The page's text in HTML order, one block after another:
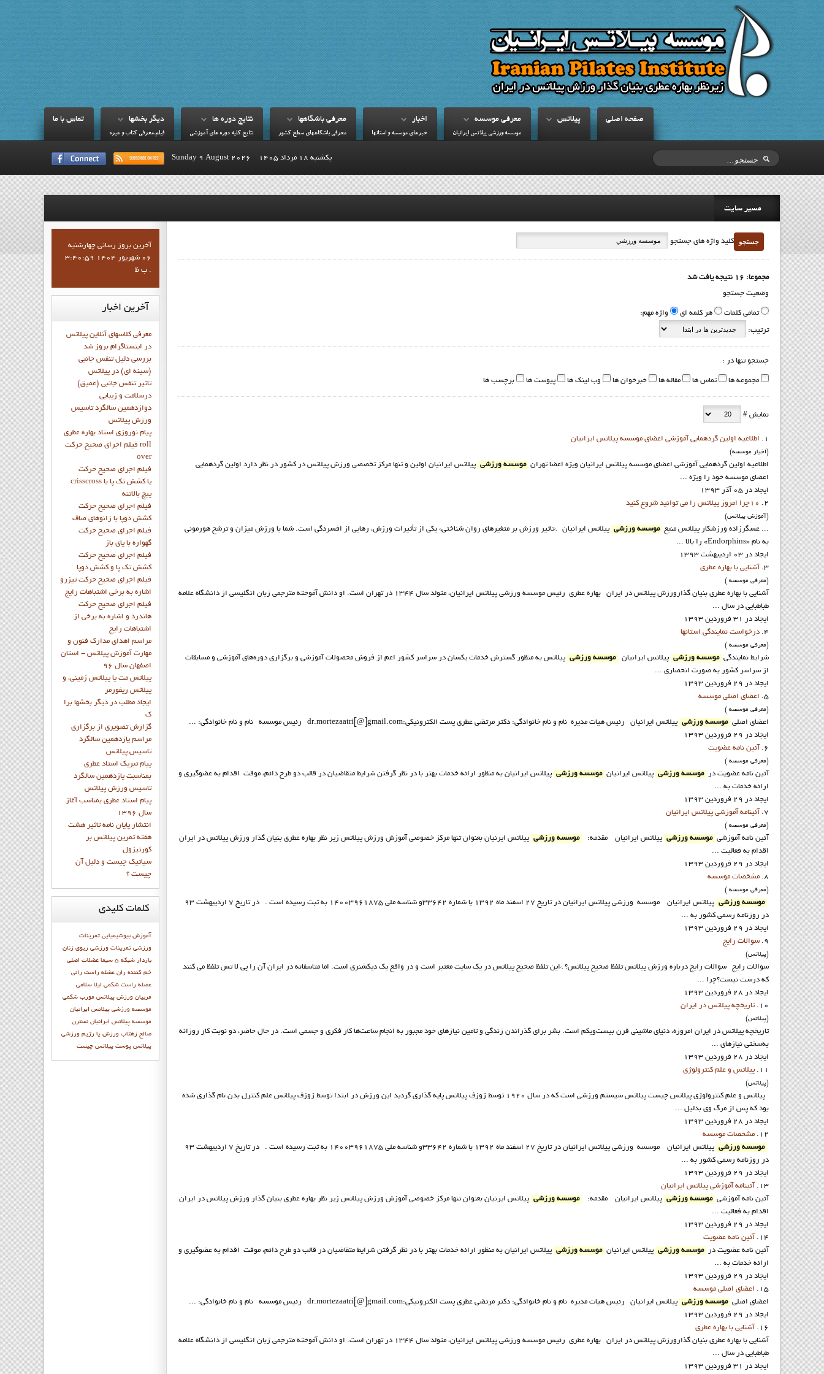
صفحه اصلي پيلاتس معرفي موسسه
موسسه ورزشي پيلاتس ايرانيان
اخبار
خبرهاي موسسه و استانها
معرفي باشگاهها
معرفي باشگاههاي سطح کشور
نتايج دوره ها
نتايج کليه دوره هاي آموزشي
ديگر بخشها
فيلم،معرفي کتاب و غيره
تماس با ما
يكشنبه 18 مرداد 1405 Sunday 9 August 2026
مسیر سایت
کلید واژه های جستجو جستجو
مجموعا: 16 نتیجه یافت شد
وضعیت جستجو
تمامی کلمات هر کلمه ای واژه مهم:
ترتیب:
جستجو تنها در :
مجموعه ها تماس ها مقاله ها خبرخوان ها وب لینک ها پیوست ها برچسب ها
نمایش #
1.
اطلاعيه اولين گردهمايي آموزشي اعضاي موسسه پيلاتس ايرانيان
(اخبار موسسه)
اطلاعيه اولين گردهمايي آموزشي اعضاي موسسه پيلاتس ايرانيان ويژه اعضا تهران موسسه ورزشي پيلاتس ايرانيان اولين و تنها مرکز تخصصي ورزش پيلاتس در کشور در نظر دارد اولين گردهمايي
اعضاي موسسه خود را ويژه ...
ایجاد در 05 آذر 1393
2.
10چرا امروز پيلاتس را مي توانيد شروع کنيد
(آموزش پيلاتس)
... عسگرزاده ورزشکار پیلاتس منبع موسسه ورزشي پيلاتس ايرانيان *تاثیر ورزش بر متغیرهای روان شناختی* يكى از تأثيرات ورزش، رهايى از افسردگى است. شما با ورزش ميزان و ترشح هورمونى
به نام «Endorphins» را بالا ...
ایجاد در 03 ارديبهشت 1393
3.
آشنايي با بهاره عطري
(معرفي موسسه )
آشنايي با بهاره عطري بنيان گذارورزش پيلاتس در ايران بهاره عطری رئيس موسسه ورزشی پیلاتس ایرانیان، متولد سال 1344 در تهران است. او دانش آموخته مترجمی زبان انگلیسی از دانشگاه علامه
طباطبایی در سال ...
ایجاد در 31 فروردين 1393
4.
درخواست نمايندگي استانها
(معرفي موسسه )
شرايط نمايندگي موسسه ورزشي پيلاتس ايرانيان موسسه ورزشي پيلاتس به منظور گسترش خدمات یکسان در سراسر کشور اعم از فروش محصولات آموزشي و برگزاري دوره‌هاي آموزشي و مسابقات
از سراسر کشور به صورت انحصاري ...
ایجاد در 29 فروردين 1393
5.
اعضاي اصلي موسسه
(معرفي موسسه )
اعضاي اصلي موسسه ورزشي پيلاتس ايرانيان رئيس هيات مديره نام و نام خانوادگي: دکتر مرتضي عطري پست الکترونيکي:dr.mortezaatri[@]gmail.com رئيس موسسه نام و نام خانوادگي: ...
ایجاد در 29 فروردين 1393
6.
آئين نامه عضويت
(معرفي موسسه )
آئين نامه عضويت در
موسسه ورزشي پيلاتس ايرانيان موسسه ورزشي پيلاتس ايرانيان به منظور ارائه خدمات بهتر با در نظر گرفتن شرایط متقاضیان در قالب دو طرح دائم، موقت اقدام به عضوگيري و
ارائه خدمات به ...
ایجاد در 29 فروردين 1393
7.
آئينامه آموزشي پيلاتس ايرانيان
(معرفي موسسه )
آئين نامه آموزشي موسسه ورزشي پيلاتس ايرانيان مقدمه: موسسه ورزشي پيلاتس ايرنيان بعنوان تنها مرکز خصوصي آموزش ورزش پيلاتس زير نظر بهاره عطري بنيان گذار ورزش پيلاتس در ايران
اقدام به فعاليت ...
ایجاد در 29 فروردين 1393
8. مشخصات موسسه
(معرفي موسسه )
موسسه ورزشي
پيلاتس ايرانيان موسسه ورزشي پيلاتس ايرانيان در تاريخ 27 اسفند ماه 1392 با شماره 33642و شناسه ملي 14003961875 به ثبت رسيده است . در تاريخ 7 ارديبهشت 93
در روزنامه رسمي کشور به ...
ایجاد در 29 فروردين 1393
9.
سوالات رايج
(پيلاتس)
سوالات رايج سوالات رايج درباره ورزش پيلاتس تلفظ صحيح پيلاتس؟ *این تلفظ صحیح پیلاتس در یک سایت معتبر است و در واقع یک دیکشنری است. اما متاسفانه در ایران آن را پی لا تس تلفظ می کنند
که درست نیست؟چرا ...
ایجاد در 28 فروردين 1393
10.
تاريخچه پيلاتس در ايران
(پيلاتس)
تاریخچه پیلاتس در ایران امروزه، دنياي ماشيني قرن بيست‌ويكم است. بشر براي گذراندن زندگي و تامين نيازهاي خود مجبور به انجامِ ساعت‌ها كار فكري و جسمي است. در حال حاضر، دو نوبت كار روزانه
به‌سختي نیازهای ...
ایجاد در 28 فروردين 1393
11.
پيلاتس و علم کنترولوژي
(پيلاتس)
پيلاتس و علم کنترولوژی پيلاتس چيست پیلاتس ﺳﯿﺴﺘﻢ ورزﺷﯽ اﺳﺖ ﮐﻪ در ﺳﺎل ١٩٢٠ ﺗﻮﺳﻂ ژوزف ﭘﯿﻼﺗﺲ ﭘﺎﯾﻪ ﮔﺬاری ﮔﺮدﯾﺪ اﯾﻦ ورزش در اﺑﺘﺪا ﺗﻮﺳﻂ ژوزف ﭘﯿﻼﺗﺲ ﻋﻠﻢ ﮐﻨﺘﺮل ﺑﺪن ﻧﺎم ﮔﺬاری ﺷﺪه
ﺑﻮد ﮐﻪ ﭘﺲ از ﻣﺮگ وی ﺑﺪﻟﯿﻞ ...
ایجاد در 28 فروردين 1393
12.
مشخصات موسسه
موسسه ورزشي
پيلاتس ايرانيان موسسه ورزشي پيلاتس ايرانيان در تاريخ 27 اسفند ماه 1392 با شماره 33642و شناسه ملي 14003961875 به ثبت رسيده است . در تاريخ 7 ارديبهشت 93
در روزنامه رسمي کشور به ...
ایجاد در 29 فروردين 1393
13.
آئينامه آموزشي پيلاتس ايرانيان
آئين نامه آموزشي موسسه ورزشي پيلاتس ايرانيان مقدمه: موسسه ورزشي پيلاتس ايرنيان بعنوان تنها مرکز خصوصي آموزش ورزش پيلاتس زير نظر بهاره عطري بنيان گذار ورزش پيلاتس در ايران
اقدام به فعاليت ...
ایجاد در 29 فروردين 1393
14.
آئين نامه عضويت
آئين نامه عضويت در
موسسه ورزشي پيلاتس ايرانيان موسسه ورزشي پيلاتس ايرانيان به منظور ارائه خدمات بهتر با در نظر گرفتن شرایط متقاضیان در قالب دو طرح دائم، موقت اقدام به عضوگيري و
ارائه خدمات به ...
ایجاد در 29 فروردين 1393
15.
اعضاي اصلي موسسه
اعضاي اصلي موسسه ورزشي پيلاتس ايرانيان رئيس هيات مديره نام و نام خانوادگي: دکتر مرتضي عطري پست الکترونيکي:dr.mortezaatri[@]gmail.com رئيس موسسه نام و نام خانوادگي: ...
ایجاد در 29 فروردين 1393
16.
آشنايي با بهاره عطري
آشنايي با بهاره عطري بنيان گذارورزش پيلاتس در ايران بهاره عطری رئيس موسسه ورزشی پیلاتس ایرانیان، متولد سال 1344 در تهران است. او دانش آموخته مترجمی زبان انگلیسی از دانشگاه علامه
طباطبایی در سال ...
ایجاد در 31 فروردين 1393
آخرين بروز رساني چهارشنبه
06 شهریور 1404 3:40:59
ب ظ .
آخرین اخبار
معرفی کلاسهای آنلاین پیلاتس
در اینستاگرام بروز شد
بررسی دلیل تنفس جانبی
(سینه ای) در پیلاتس
تاثیر تنفس جانبی (عمیق)
درسلامت و زیبایی
دوازدهمين سالگرد تاسيس
ورزش پيلاتس
پيام نوروزي استاد بهاره عطري
فيلم اجراي صحيح حرکت roll
over
فيلم اجراي صحيح حركت
crisscross يا كشش تك پا با
پيچ بالاتنه
فيلم اجراي صحيح حرکت
كشش دوپا با زانوهاي صاف
فيلم اجراي صحيح حرکت
گهواره با پاي باز
فيلم اجراي صحيح حرکت
کشش تک پا و کشش دوپا
فيلم اجراي صحيح حرکت تيزرو
اشاره به برخي اشتباهات رايج
فيلم اجراي صحيح حرکت
هاندرد و اشاره به برخي از
اشتباهات رايج
مراسم اهدای مدارک فنون و
مهارت آموزش پیلاتس - استان
اصفهان سال 96
پیلاتس مت یا پیلاتس زمینی، و
پیلاتس ریفورمر
ايجاد مطلب در ديگر بخشها برا
ک
گزارش تصويري از برگزاري
مراسم يازدهمين سالگرد
تاسيس پيلاتس
پيام تبريک استاد عطري
بمناسبت يازدهمين سالگرد
تاسيس ورزش پيلاتس
پيام استاد عطري بمناسب آغاز
سال 1396
انتشار پايان نامه تاثیر هشت
هفته تمرین پیلاتس بر
کورتیزول
سیاتیک چیست و دلیل آن
چیست ؟
کلمات کلیدی
آموزش بیوشیمیایی تمرينات
ورزشي تمرینات ورزشی ریوی زنان
باردار شبكه 5 سيما
عضلات اصلی
خم کننده ران عضله راست رانی
عضله راست شکمی ليلا سلامي
مربیان ورزش پیلاتس مورب شکمی
موسسه ورزشی پیلاتس ایرانیان
موسسه پيلاتس ايرانيان نسترن
صالح زهتاب ورزش يا رژيم ورزشي
پيلاتس پوست پيلاتس چيست